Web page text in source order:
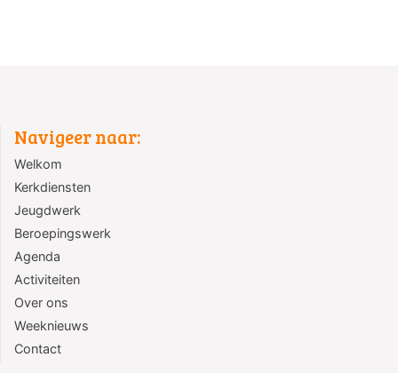
Navigeer naar:
Welkom
Kerkdiensten
Jeugdwerk
Beroepingswerk
Agenda
Activiteiten
Over ons
Weeknieuws
Contact